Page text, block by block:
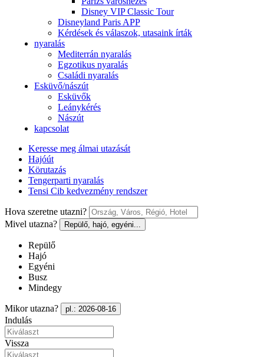
Disney VIP Classic Tour
Disneyland Paris APP
Kérdések és válaszok, utasaink írták
nyaralás
Mediterrán nyaralás
Egzotikus nyaralás
Családi nyaralás
Esküvő/nászút
Esküvők
Leánykérés
Nászút
kapcsolat
Keresse meg álmai utazását
Hajóút
Körutazás
Tengerparti nyaralás
Tensi Cib kedvezmény rendszer
Hova szeretne utazni?
Mivel utazna?
Repülő, hajó, egyéni...
Repülő
Hajó
Egyéni
Busz
Mindegy
Mikor utazna? pl.: 2026-08-16
Indulás
Vissza